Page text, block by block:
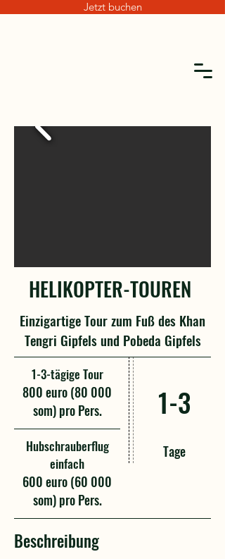
Jetzt buchen
HELIKOPTER-TOUREN
Einzigartige Tour zum Fuß des Khan
Tengri Gipfels und Pobeda Gipfels
1-3-tägige Tour
Hubschrauberflug
einfach
800 euro (80 000
som) pro Pers.
600 euro (60 000
som) pro Pers.
1-3
Tage
Beschreibung